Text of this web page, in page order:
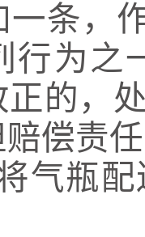
一条 ，
行为之
的，
偿责任
气瓶